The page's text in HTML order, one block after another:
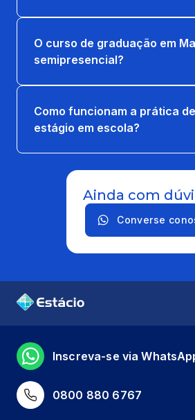
LÓGICA MATEMÁTICA
33 horas
ATIVAS
66 horas
PSICOLOGIA DA EDUCAÇÃO
CURRÍCULO ESCOLAR
66 horas
EDUCAÇÃO E DIREITOS
66 horas
66 horas
MATEMÁTICA FINANCEIRA
O curso de graduação em
semipresencial?
Como funcionam a prática
estágio em escola?
Ainda com
Converse
0800 880 6767
Inscreva-se via